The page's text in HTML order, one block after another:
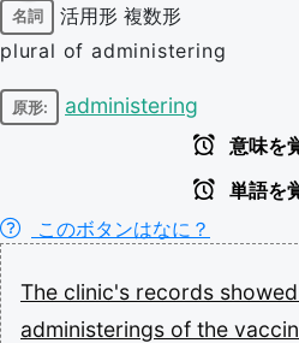
名詞 活用形 複数形
plural of administering
原形: administering
意味を
単語を
このボタンはなに？
The clinic's records showed
administerings of the